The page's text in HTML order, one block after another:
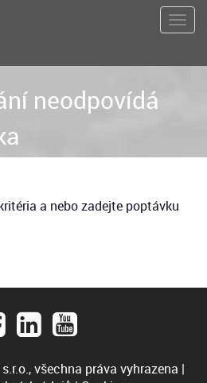
neodpovídá
a nebo zadejte poptávku
všechna práva vyhrazena |